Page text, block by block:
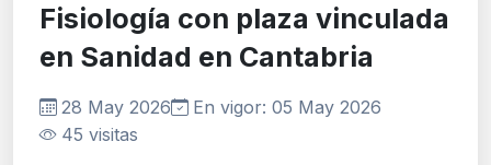
Fisiología con plaza vinculada
en Sanidad en Cantabria
28 May 2026
En vigor: 05 May 2026
45 visitas